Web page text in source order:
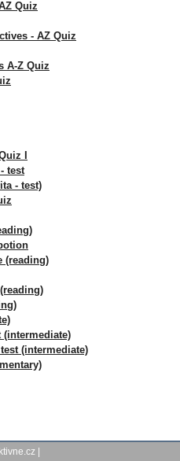
Quiz
- AZ Quiz
A-Z Quiz
I
test
- test)
(reading)
(intermediate)
(intermediate)